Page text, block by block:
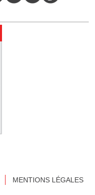
MENTIONS LÉGALES